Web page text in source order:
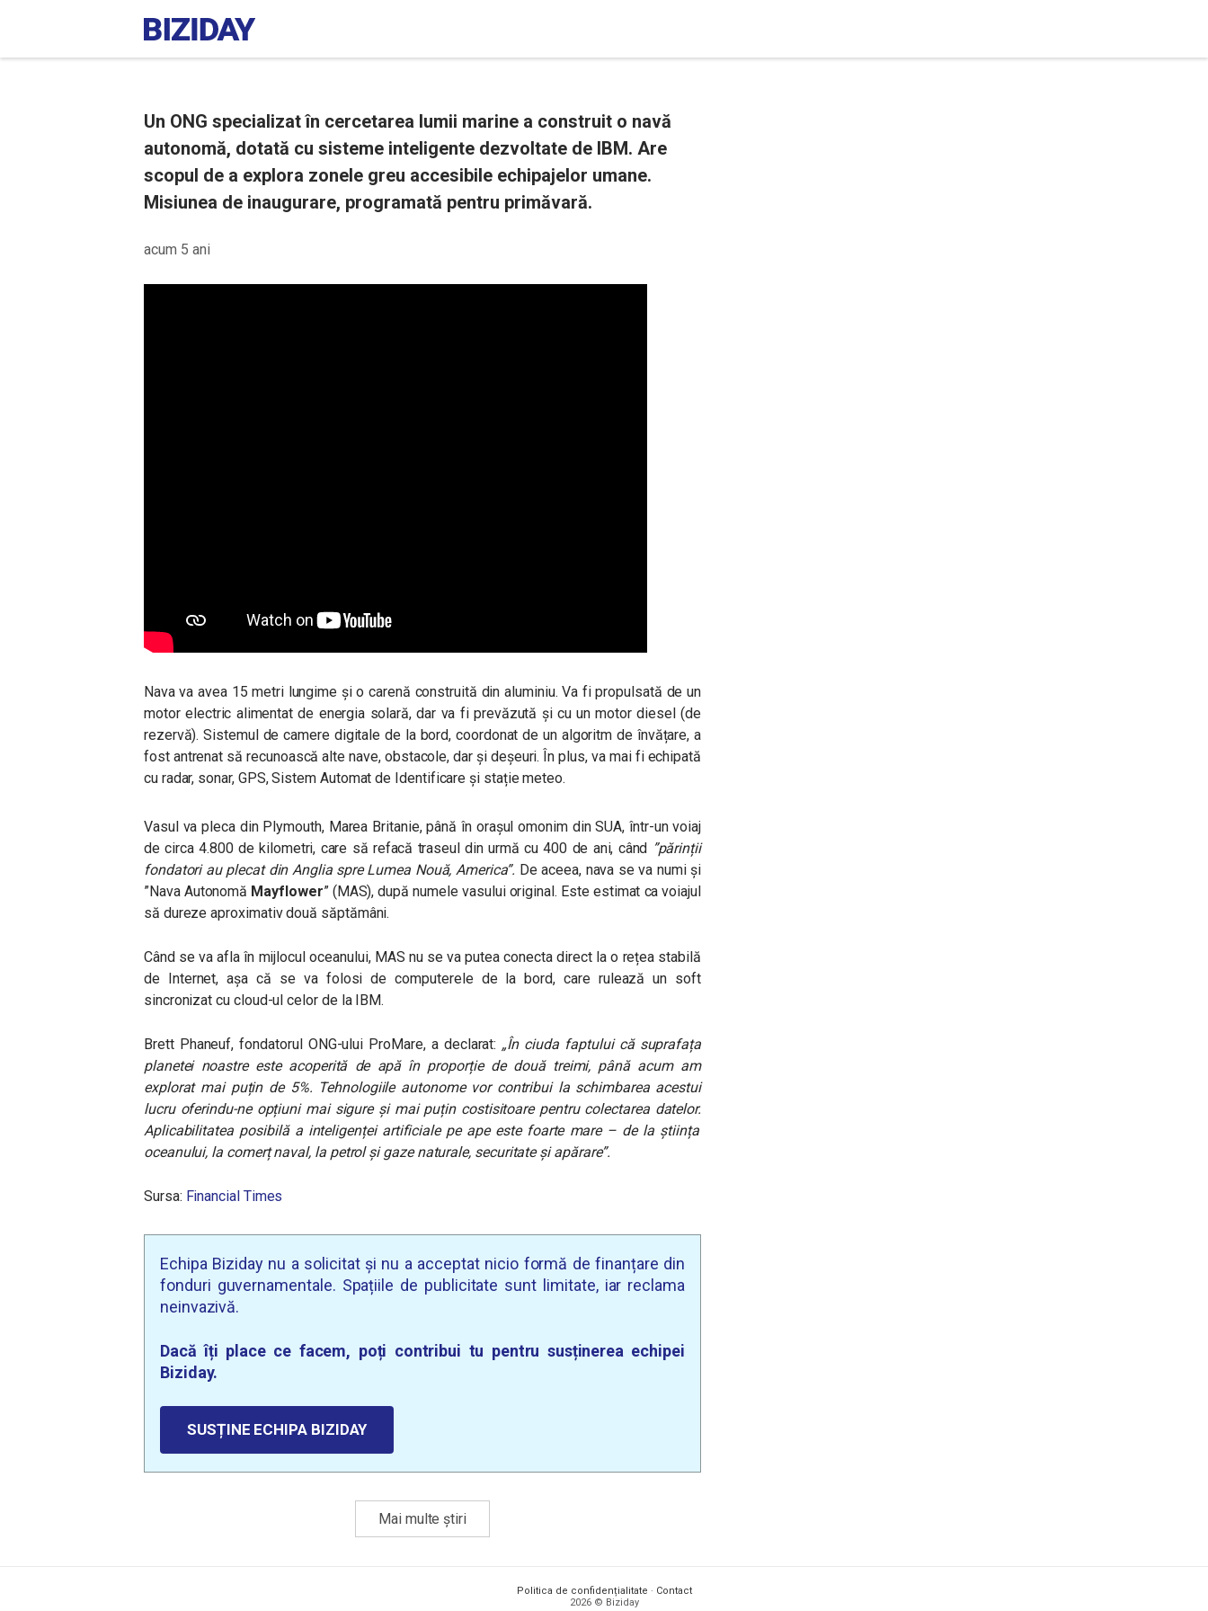
Un ONG specializat în cercetarea lumii marine a construit o navă
autonomă, dotată cu sisteme inteligente dezvoltate de IBM. Are
scopul de a explora zonele greu accesibile echipajelor umane.
Misiunea de inaugurare, programată pentru primăvară.
acum 5 ani
Nava va avea 15 metri lungime și o carenă construită din aluminiu. Va fi propulsată de un
motor electric alimentat de energia solară, dar va fi prevăzută și cu un motor diesel (de
rezervă). Sistemul de camere digitale de la bord, coordonat de un algoritm de învățare, a
fost antrenat să recunoască alte nave, obstacole, dar și deșeuri. În plus, va mai fi echipată
cu radar, sonar, GPS, Sistem Automat de Identificare și stație meteo.
Vasul va pleca din Plymouth, Marea Britanie, până în orașul omonim din SUA, într-un voiaj
de circa 4.800 de kilometri, care să refacă traseul din urmă cu 400 de ani, când ”părinții
fondatori au plecat din Anglia spre Lumea Nouă, America”. De aceea, nava se va numi și
”Nava Autonomă Mayflower” (MAS), după numele vasului original. Este estimat ca voiajul
să dureze aproximativ două săptămâni.
Când se va afla în mijlocul oceanului, MAS nu se va putea conecta direct la o rețea stabilă
de Internet, așa că se va folosi de computerele de la bord, care rulează un soft
sincronizat cu cloud-ul celor de la IBM.
Brett Phaneuf, fondatorul ONG-ului ProMare, a declarat: „În ciuda faptului că suprafața
planetei noastre este acoperită de apă în proporție de două treimi, până acum am
explorat mai puțin de 5%. Tehnologiile autonome vor contribui la schimbarea acestui
lucru oferindu-ne opțiuni mai sigure și mai puțin costisitoare pentru colectarea datelor.
Aplicabilitatea posibilă a inteligenței artificiale pe ape este foarte mare – de la știința
oceanului, la comerț naval, la petrol și gaze naturale, securitate și apărare”.
Sursa: Financial Times
Echipa Biziday nu a solicitat și nu a acceptat nicio formă de finanțare din
fonduri guvernamentale. Spațiile de publicitate sunt limitate, iar reclama
neinvazivă.
Dacă îți place ce facem, poți contribui tu pentru susținerea echipei
Biziday.
SUSȚINE ECHIPA BIZIDAY
Mai multe știri
Politica de confidențialitate · Contact
2026 © Biziday